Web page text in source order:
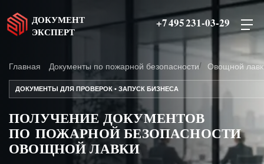
ДОКУМЕНТ
ЭКСПЕРТ
+7 495 231-03-29
Главная Документы по пожарной безопасности Овощной
ДОКУМЕНТЫ ДЛЯ ПРОВЕРОК • ЗАПУСК БИЗНЕСА
ПОЛУЧЕНИЕ ДОКУМЕНТОВ
ПО ПОЖАРНОЙ БЕЗОПАСНОСТИ
ОВОЩНОЙ ЛАВКИ